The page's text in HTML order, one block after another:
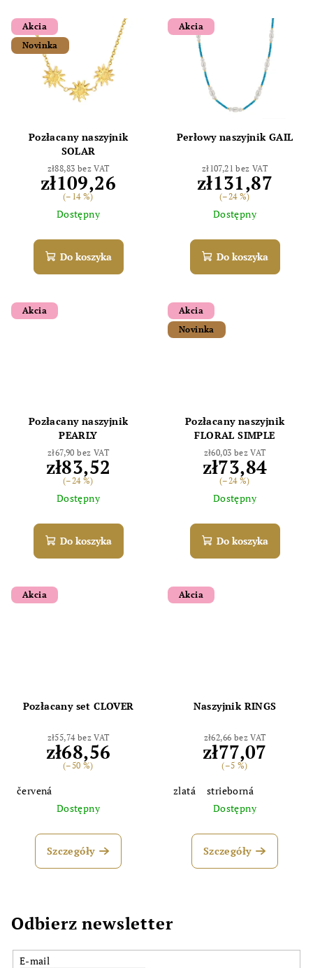
Akcia
Novinka
Pozłacany naszyjnik
SOLAR
zł88,83 bez VAT
zł109,26
(–14 %)
Dostępny
Do koszyka
Akcia
Perłowy naszyjnik GAIL
zł107,21 bez VAT
zł131,87
(–24 %)
Dostępny
Do koszyka
Akcia
Pozłacany naszyjnik
PEARLY
zł67,90 bez VAT
zł83,52
(–24 %)
Dostępny
Do koszyka
Akcia
Novinka
Pozłacany naszyjnik
FLORAL SIMPLE
zł60,03 bez VAT
zł73,84
(–24 %)
Dostępny
Do koszyka
Akcia
Pozłacany set CLOVER
zł55,74 bez VAT
zł68,56
(–50 %)
červená
Dostępny
Szczegóły
Akcia
Naszyjnik RINGS
zł62,66 bez VAT
zł77,07
(–5 %)
zlatá
strieborná
Dostępny
Szczegóły
Odbierz newsletter
E-mail
Powered by chaterimo